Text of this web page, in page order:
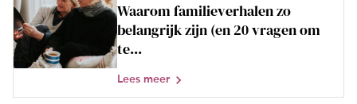
Waarom familieverhalen zo
belangrijk zijn (en 20 vragen om
te...
Lees meer